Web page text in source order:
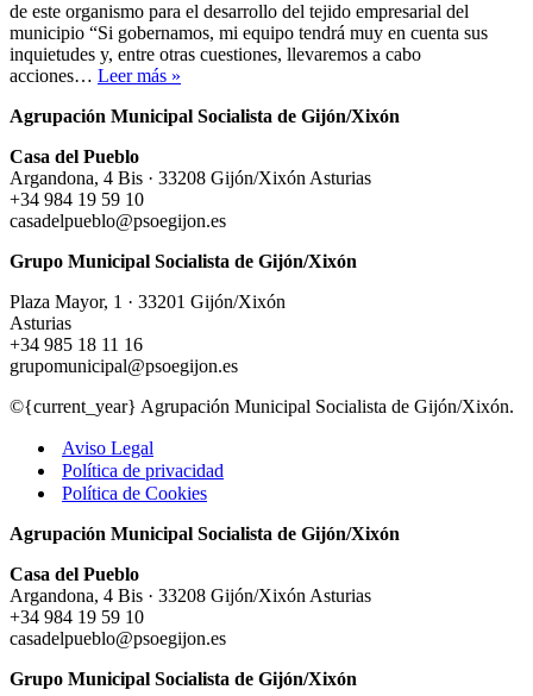
de este organismo para el desarrollo del tejido empresarial del
municipio “Si gobernamos, mi equipo tendrá muy en cuenta sus
inquietudes y, entre otras cuestiones, llevaremos a cabo
acciones… Leer más »
su
diálogo
con
Cámara
Comercio
Agrupación Municipal Socialista de Gijón/Xixón
Casa del Pueblo
Argandona, 4 Bis · 33208 Gijón/Xixón Asturias
+34 984 19 59 10
casadelpueblo@psoegijon.es
Grupo Municipal Socialista de Gijón/Xixón
Plaza Mayor, 1 · 33201 Gijón/Xixón
Asturias
+34 985 18 11 16
grupomunicipal@psoegijon.es
©{current_year} Agrupación Municipal Socialista de Gijón/Xixón.
Aviso Legal
Política de privacidad
Política de Cookies
Agrupación Municipal Socialista de Gijón/Xixón
Casa del Pueblo
Argandona, 4 Bis · 33208 Gijón/Xixón Asturias
+34 984 19 59 10
casadelpueblo@psoegijon.es
Grupo Municipal Socialista de Gijón/Xixón